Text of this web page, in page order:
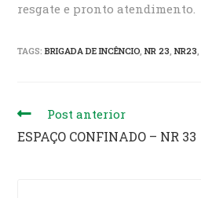
resgate e pronto atendimento.
TAGS:BRIGADA DE INCÊNCIO, NR 23, NR23,
Read
articles
Post anterior
ESPAÇO CONFINADO – NR 33